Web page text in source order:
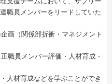
職員メンバーをリードしていた
画（関係部折衝・マネジメント
職員メンバー評価・人材育成・
人材育成などを学ぶことができ